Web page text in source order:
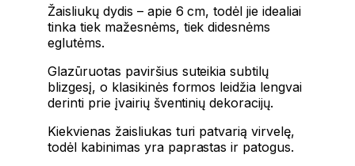
Žaisliukų dydis – apie 6 cm, todėl jie idealiai
tinka tiek mažesnėms, tiek didesnėms
eglutėms.
Glazūruotas paviršius suteikia subtilų
blizgesį, o klasikinės formos leidžia lengvai
derinti prie įvairių šventinių dekoracijų.
Kiekvienas žaisliukas turi patvarią virvelę,
todėl kabinimas yra paprastas ir patogus.